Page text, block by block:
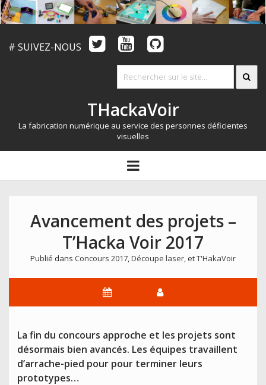
# SUIVEZ-NOUS
THackaVoir
La fabrication numérique au service des personnes déficientes
visuelles
ARTICLES
LE CONCOURS
RESSOURCES
CONTACT
open
menu
Avancement des projets –
T’Hacka Voir 2017
Publié dans Concours 2017,Découpe laser, etT'HakaVoir
La fin du concours approche et les projets sont
désormais bien avancés. Les équipes travaillent
d’arrache-pied pour pour terminer leurs
prototypes…